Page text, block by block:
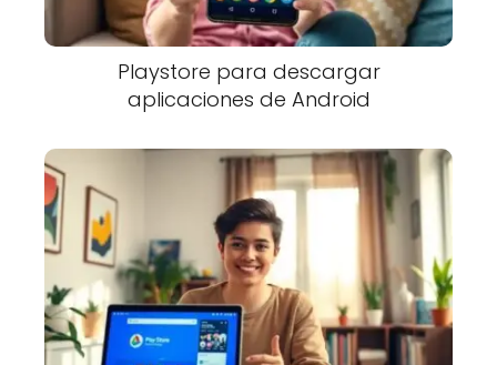
Playstore para descargar
aplicaciones de Android